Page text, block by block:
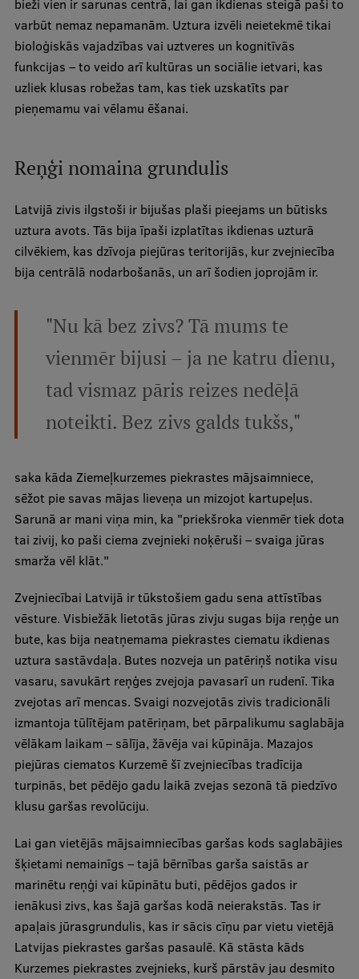
Virtuālā tūre
Ilgtspējīga attīstība
Studiju un vides pieejamība
Dati par 2025. gadu
Mūžizglītība
Ētikas un līdztiesības mācības
Sagatavošanas kursi
Profesionālās pilnveides kursi
ESF kvalifikācijas celšanas kursi
Pedagoģiskās izaugsmes centrs
Pētniecība
Zinātniskie institūti un laboratorijas
Pētniecības datu pārvaldība
RSU zinātnes portāls
Zinātnes ietekme
Pētniecības platformas
Doktorantūras skola
Pētniecības pakalpojumi
Pētniecības projekti
Zinātnieku brokastis
Vertikāli integrētie projekti
Zinātniskās konferences
Inovāciju centrs
bieži vien ir sarunas centrā, lai gan ikdienas steigā paši to
varbūt nemaz nepamanām. Uztura izvēli neietekmē tikai
bioloģiskās vajadzības vai uztveres un kognitīvās
funkcijas – to veido arī kultūras un sociālie ietvari, kas
uzliek klusas robežas tam, kas tiek uzskatīts par
pieņemamu vai vēlamu ēšanai.
Reņģi nomaina grundulis
Latvijā zivis ilgstoši ir bijušas plaši pieejams un būtisks
uztura avots. Tās bija īpaši izplatītas ikdienas uzturā
cilvēkiem, kas dzīvoja piejūras teritorijās, kur zvejniecība
bija centrālā nodarbošanās, un arī šodien joprojām ir.
"Nu kā bez zivs? Tā mums te
vienmēr bijusi – ja ne katru dienu,
tad vismaz pāris reizes nedēļā
noteikti. Bez zivs galds tukšs,"
saka kāda Ziemeļkurzemes piekrastes mājsaimniece,
sēžot pie savas mājas lieveņa un mizojot kartupeļus.
Sarunā ar mani viņa min, ka "priekšroka vienmēr tiek dota
tai zivij, ko paši ciema zvejnieki noķēruši – svaiga jūras
smarža vēl klāt."
Zvejniecībai Latvijā ir tūkstošiem gadu sena attīstības
vēsture. Visbiežāk lietotās jūras zivju sugas bija reņģe un
bute, kas bija neatņemama piekrastes ciematu ikdienas
uztura sastāvdaļa. Butes nozveja un patēriņš notika visu
vasaru, savukārt reņģes zvejoja pavasarī un rudenī. Tika
zvejotas arī mencas. Svaigi nozvejotās zivis tradicionāli
izmantoja tūlītējam patēriņam, bet pārpalikumu saglabāja
vēlākam laikam – sālīja, žāvēja vai kūpināja. Mazajos
piejūras ciematos Kurzemē šī zvejniecības tradīcija
turpinās, bet pēdējo gadu laikā zvejas sezonā tā piedzīvo
klusu garšas revolūciju.
Lai gan vietējās mājsaimniecības garšas kods saglabājies
šķietami nemainīgs – tajā bērnības garša saistās ar
marinētu reņģi vai kūpinātu buti, pēdējos gados ir
ienākusi zivs, kas šajā garšas kodā neierakstās. Tas ir
apaļais jūrasgrundulis, kas ir sācis cīņu par vietu vietējā
Latvijas piekrastes garšas pasaulē. Kā stāsta kāds
Kurzemes piekrastes zvejnieks, kurš pārstāv jau desmito